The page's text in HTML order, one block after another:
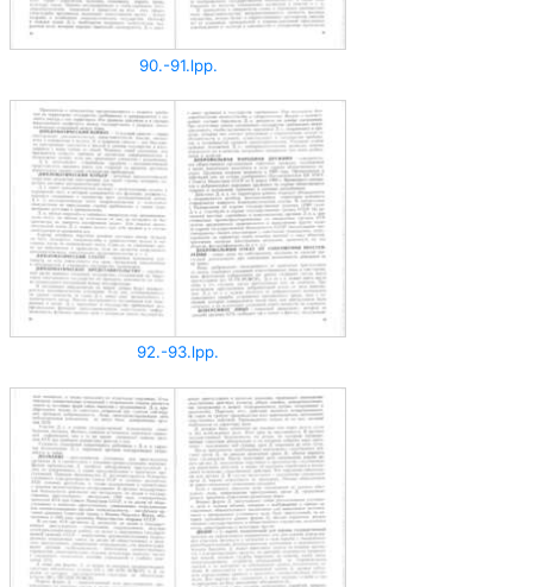
90.-91.lpp.
92.-93.lpp.